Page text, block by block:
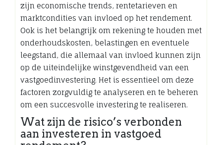
zijn economische trends, rentetarieven en
marktcondities van invloed op het rendement.
Ook is het belangrijk om rekening te houden met
onderhoudskosten, belastingen en eventuele
leegstand, die allemaal van invloed kunnen zijn
op de uiteindelijke winstgevendheid van een
vastgoedinvestering. Het is essentieel om deze
factoren zorgvuldig te analyseren en te beheren
om een succesvolle investering te realiseren.
Wat zijn de risico’s verbonden
aan investeren in vastgoed